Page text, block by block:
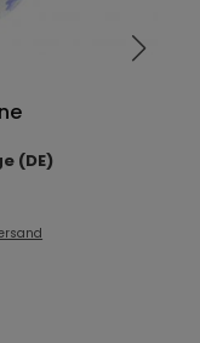
(DE)